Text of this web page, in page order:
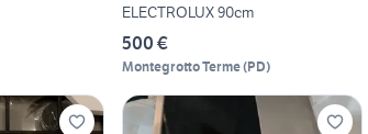
ELECTROLUX 90cm
500 €
Montegrotto Terme(PD)